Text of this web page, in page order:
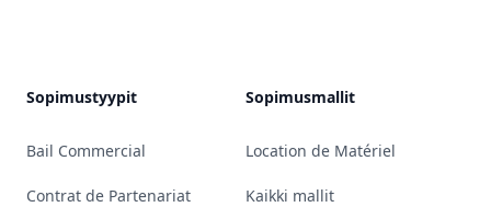
Sopimustyypit
Bail Commercial
Contrat de Partenariat
Sopimusmallit
Location de Matériel
Kaikki mallit